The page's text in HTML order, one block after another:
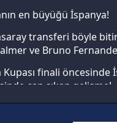
en büyüğü İspanya!
transferi böyle
ve Bruno
Kupası finali öncesinde
can sıkan gelişme!
Dünya Kupası'nı